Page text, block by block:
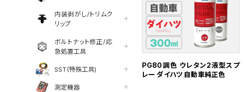
内装剥がし/トリムク
リップ
ボルトナット修正/応
急処置工具
SST(特殊工具)
測定機器
PG80調色 ウレタン2液型スプ
レー ダイハツ 自動車純正色